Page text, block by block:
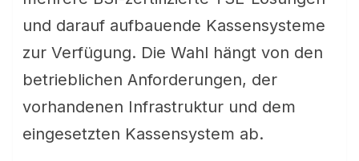
und darauf aufbauende Kassensysteme
zur Verfügung. Die Wahl hängt von den
betrieblichen Anforderungen, der
vorhandenen Infrastruktur und dem
eingesetzten Kassensystem ab.